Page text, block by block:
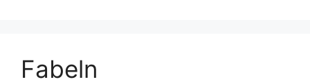
Fabeln